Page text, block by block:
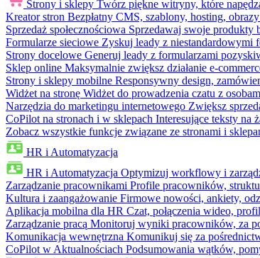
Strony i sklepy Twórz piękne witryny, które
Kreator stron Bezpłatny CMS, szablony, hosting,
Sprzedaż społecznościowa Sprzedawaj swoje produkty
Formularze sieciowe Zyskuj leady z niestandardowymi
Strony docelowe Generuj leady z formularzami
Sklep online Maksymalnie zwiększ działanie e-
Strony i sklepy mobilne Responsywny design,
Widżet na stronę Widżet do prowadzenia czatu z
Narzędzia do marketingu internetowego Zwiększ
CoPilot na stronach i w sklepach Interesujące teksty na
Zobacz wszystkie funkcje związane ze stronami i
HR i Automatyzacja
HR i Automatyzacja Optymizuj workflowy i
Zarządzanie pracownikami Profile pracowników,
Kultura i zaangażowanie Firmowe nowości, ankiety,
Aplikacja mobilna dla HR Czat, połączenia wideo,
Zarządzanie pracą Monitoruj wyniki pracowników, za
Komunikacja wewnętrzna Komunikuj się za
CoPilot w Aktualnościach Podsumowania wątków,